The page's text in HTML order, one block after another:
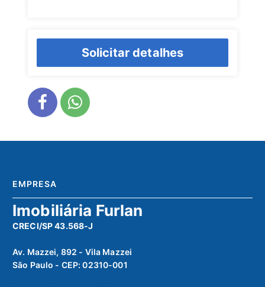
Solicitar detalhes
EMPRESA
Imobiliária Furlan
CRECI/SP 43.568-J
Av. Mazzei, 892 - Vila Mazzei
São Paulo - CEP: 02310-001